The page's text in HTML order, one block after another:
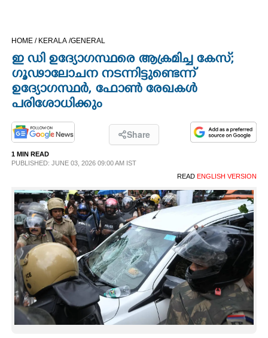
CINEMA
OPINION
INFO+
ART
ASTRO
CARTOONS
HOME / KERALA /GENERAL
ഇ ഡി ഉദ്യോഗസ്ഥരെ ആക്രമിച്ച കേസ്;
ഗൂഢാലോചന നടന്നിട്ടുണ്ടെന്ന്
ഉദ്യോഗസ്ഥർ, ഫോൺ രേഖകൾ
പരിശോധിക്കും
Share
1 MIN READ
PUBLISHED: JUNE 03, 2026 09:00 AM IST
READ ENGLISH VERSION